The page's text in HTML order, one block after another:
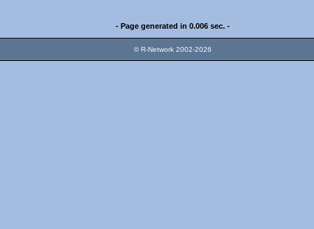
- Page generated in 0.006 sec. -
© R-Network 2002-2026